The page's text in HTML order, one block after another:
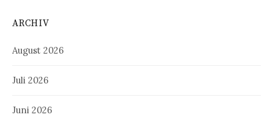
ARCHIV
August 2026
Juli 2026
Juni 2026